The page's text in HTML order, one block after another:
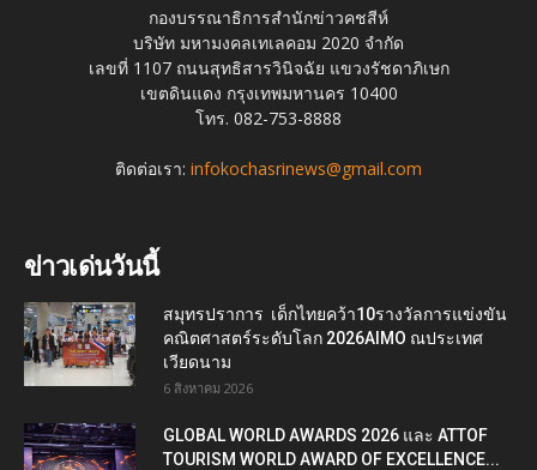
กองบรรณาธิการสำนักข่าวคชสีห์
บริษัท มหามงคลเทเลคอม 2020 จำกัด
เลขที่ 1107 ถนนสุทธิสารวินิจฉัย แขวงรัชดาภิเษก
เขตดินแดง กรุงเทพมหานคร 10400
โทร. 082-753-8888
ติดต่อเรา: infokochasrinews@gmail.com
ข่าวเด่นวันนี้
สมุทรปราการ เด็กไทยคว้า10รางวัลการแข่งขัน
คณิตศาสตร์ระดับโลก 2026AIMO ณประเทศ
เวียดนาม
6 สิงหาคม 2026
GLOBAL WORLD AWARDS 2026 และ ATTOF
TOURISM WORLD AWARD OF EXCELLENCE...